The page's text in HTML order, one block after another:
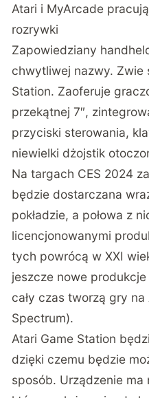
Atari i MyArcade
rozrywki
Zapowiedziany
chwytliwej nazwy. Zwie
Station. Zaoferuje
przekątnej 7″,
przyciski sterowania,
niewielki dżojstik
Na targach CES 2024
będzie dostarczana
pokładzie, a połowa z
licencjonowanymi
tych powrócą w XXI
jeszcze nowe
cały czas tworzą gry
Spectrum).
Atari Game Station
dzięki czemu będzie
sposób. Urządzenie